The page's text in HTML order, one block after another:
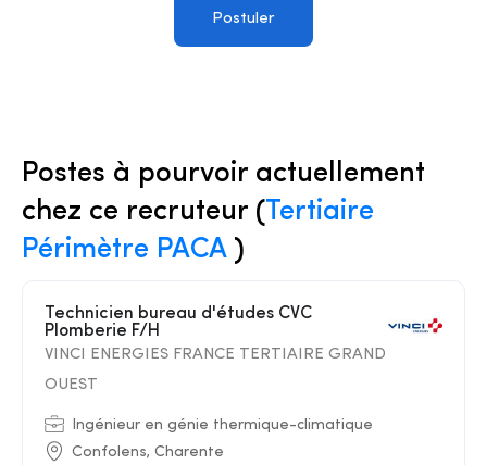
Postuler
Postes à pourvoir actuellement
chez ce recruteur ( Tertiaire
Périmètre PACA )
Plomberie F/H
VINCI ENERGIES FRANCE TERTIAIRE GRAND
OUEST
Ingénieur en génie thermique-climatique
Confolens, Charente